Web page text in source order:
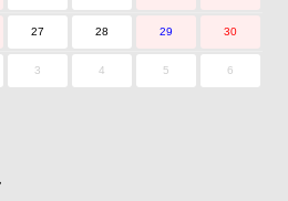
27 28 29 30
3 4 5 6